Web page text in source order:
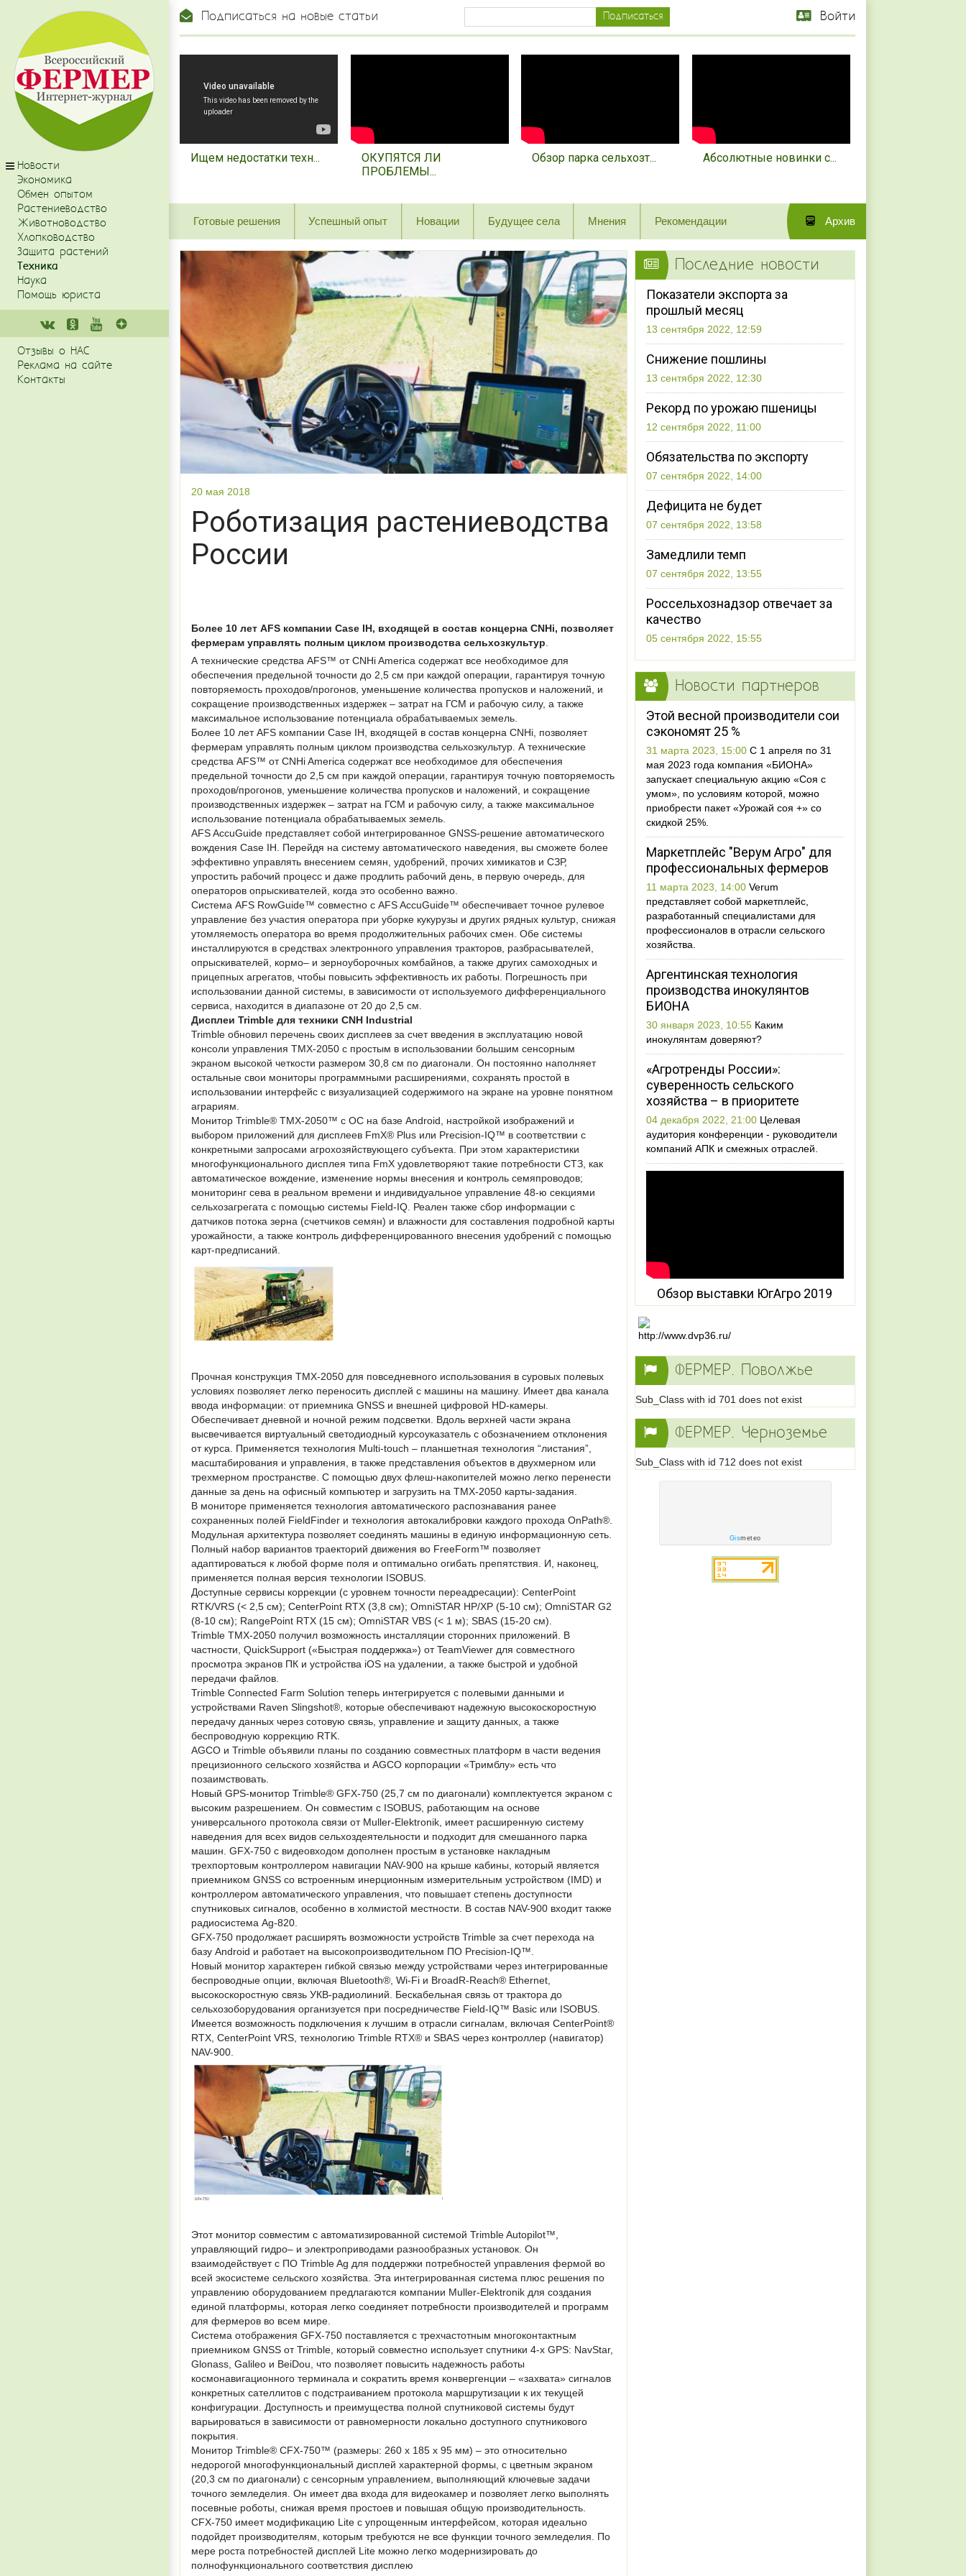
Новости
Экономика
Обмен опытом
Растениеводство
Животноводство
Хлопководство
Защита растений
Техника
Наука
Помощь юриста
Отзывы о НАС
Реклама на сайте
Контакты
Подписаться на новые статьи Войти
Ищем недостатки техн...
ОКУПЯТСЯ ЛИ
ПРОБЛЕМЫ...
Обзор парка сельхозт... Абсолютные новинки с...
Готовые решения Успешный опыт Новации Будущее села Мнения Рекомендации Архив
20 мая 2018
Роботизация растениеводства
России
Более 10 лет AFS компании Case IH, входящей в состав концерна CNHi, позволяет
фермерам управлять полным циклом производства сельхозкультур
А технические средства AFS™ от CNHi America содержат все необходимое для
обеспечения предельной точности до 2,5 см при каждой операции, гарантируя точную
повторяемость проходов/прогонов, уменьшение количества пропусков и наложений, и
сокращение производственных издержек – затрат на ГСМ и рабочую силу, а также
максимальное использование потенциала обрабатываемых земель.
Более 10 лет AFS компании Case IH, входящей в состав концерна CNHi, позволяет
фермерам управлять полным циклом производства сельхозкультур. А технические
средства AFS™ от CNHi America содержат все необходимое для обеспечения
предельной точности до 2,5 см при каждой операции, гарантируя точную повторяемость
проходов/прогонов, уменьшение количества пропусков и наложений, и сокращение
производственных издержек – затрат на ГСМ и рабочую силу, а также максимальное
использование потенциала обрабатываемых земель.
AFS AccuGuide представляет собой интегрированное GNSS-решение автоматического
вождения Case IH. Перейдя на систему автоматического наведения, вы сможете более
эффективно управлять внесением семян, удобрений, прочих химикатов и СЗР,
упростить рабочий процесс и даже продлить рабочий день, в первую очередь, для
операторов опрыскивателей, когда это особенно важно.
Система AFS RowGuide™ совместно с AFS AccuGuide™ обеспечивает точное рулевое
управление без участия оператора при уборке кукурузы и других рядных культур, снижая
утомляемость оператора во время продолжительных рабочих смен. Обе системы
инсталлируются в средствах электронного управления тракторов, разбрасывателей,
опрыскивателей, кормо– и зерноуборочных комбайнов, а также других самоходных и
прицепных агрегатов, чтобы повысить эффективность их работы. Погрешность при
использовании данной системы, в зависимости от используемого дифференциального
сервиса, находится в диапазоне от 20 до 2,5 см.
Дисплеи Trimble для техники CNH Industrial
Trimble обновил перечень своих дисплеев за счет введения в эксплуатацию новой
консоли управления ТМХ-2050 с простым в использовании большим сенсорным
экраном высокой четкости размером 30,8 см по диагонали. Он постоянно наполняет
остальные свои мониторы программными расширениями, сохранять простой в
использовании интерфейс с визуализацией содержимого на экране на уровне понятном
аграриям.
Монитор Trimble® TMX-2050™ с ОС на базе Android, настройкой изображений и
выбором приложений для дисплеев FmX® Plus или Precision-IQ™ в соответствии с
конкретными запросами агрохозяйствующего субъекта. При этом характеристики
многофункционального дисплея типа FmX удовлетворяют такие потребности СТЗ, как
автоматическое вождение, изменение нормы внесения и контроль семяпроводов;
мониторинг сева в реальном времени и индивидуальное управление 48-ю секциями
сельхозагрегата с помощью системы Field-IQ. Реален также сбор информации с
датчиков потока зерна (счетчиков семян) и влажности для составления подробной карты
урожайности, а также контроль дифференцированного внесения удобрений с помощью
карт-предписаний.
Прочная конструкция TMX-2050 для повседневного использования в суровых полевых
условиях позволяет легко переносить дисплей с машины на машину. Имеет два канала
ввода информации: от приемника GNSS и внешней цифровой HD-камеры.
Обеспечивает дневной и ночной режим подсветки. Вдоль верхней части экрана
высвечивается виртуальный светодиодный курсоуказатель с обозначением отклонения
от курса. Применяется технология Multi-touch – планшетная технология “листания”,
масштабирования и управления, в также представления объектов в двухмерном или
трехмерном пространстве. С помощью двух флеш-накопителей можно легко перенести
данные за день на офисный компьютер и загрузить на TMX-2050 карты-задания.
В мониторе применяется технология автоматического распознавания ранее
сохраненных полей FieldFinder и технология автокалибровки каждого прохода OnPath®.
Модульная архитектура позволяет соединять машины в единую информационную сеть.
Полный набор вариантов траекторий движения во FreeForm™ позволяет
адаптироваться к любой форме поля и оптимально огибать препятствия. И, наконец,
применяется полная версия технологии ISOBUS.
Доступные сервисы коррекции (с уровнем точности переадресации): CenterPoint
RTK/VRS (< 2,5 см); CenterPoint RTX (3,8 см); OmniSTAR HP/XP (5-10 см); OmniSTAR G2
(8-10 см); RangePoint RTX (15 см); OmniSTAR VBS (< 1 м); SBAS (15-20 см).
Trimble TMX-2050 получил возможность инсталляции сторонних приложений. В
частности, QuickSupport («Быстрая поддержка») от TeamViewer для совместного
просмотра экранов ПК и устройства iOS на удалении, а также быстрой и удобной
передачи файлов.
Trimble Connected Farm Solution теперь интегрируется с полевыми данными и
устройствами Raven Slingshot®, которые обеспечивают надежную высокоскоростную
передачу данных через сотовую связь, управление и защиту данных, а также
беспроводную коррекцию RTK.
AGCO и Trimble объявили планы по созданию совместных платформ в части ведения
прецизионного сельского хозяйства и AGCO корпорации «Тримблу» есть что
позаимствовать.
Новый GPS-монитор Trimble® GFX-750 (25,7 см по диагонали) комплектуется экраном с
высоким разрешением. Он совместим с ISOBUS, работающим на основе
универсального протокола связи от Muller-Elektronik, имеет расширенную систему
наведения для всех видов сельхоздеятельности и подходит для смешанного парка
машин. GFX-750 с видеовходом дополнен простым в установке накладным
трехпортовым контроллером навигации NAV-900 на крыше кабины, который является
приемником GNSS со встроенным инерционным измерительным устройством (IMD) и
контроллером автоматического управления, что повышает степень доступности
спутниковых сигналов, особенно в холмистой местности. В состав NAV-900 входит также
радиосистема Ag-820.
GFX-750 продолжает расширять возможности устройств Trimble за счет перехода на
базу Android и работает на высокопроизводительном ПО Precision-IQ™.
Новый монитор характерен гибкой связью между устройствами через интегрированные
беспроводные опции, включая Bluetooth®, Wi-Fi и BroadR-Reach® Ethernet,
высокоскоростную связь УКВ-радиолиний. Бескабельная связь от трактора до
сельхозоборудования организуется при посредничестве Field-IQ™ Basic или ISOBUS.
Имеется возможность подключения к лучшим в отрасли сигналам, включая CenterPoint®
RTХ, CenterPoint VRS, технологию Trimble RTX® и SBAS через контроллер (навигатор)
NAV-900.
Этот монитор совместим с автоматизированной системой Trimble Autopilot™,
управляющий гидро– и электроприводами разнообразных установок. Он
взаимодействует с ПО Trimble Ag для поддержки потребностей управления фермой во
всей экосистеме сельского хозяйства. Эта интегрированная система плюс решения по
управлению оборудованием предлагаются компании Muller-Elektronik для создания
единой платформы, которая легко соединяет потребности производителей и программ
для фермеров во всем мире.
Система отображения GFX-750 поставляется с трехчастотным многоконтактным
приемником GNSS от Trimble, который совместно использует спутники 4-х GPS: NavStar,
Glonass, Galileo и BeiDou, что позволяет повысить надежность работы
космонавигационного терминала и сократить время конвергенции – «захвата» сигналов
конкретных сателлитов с подстраиванием протокола маршрутизации к их текущей
конфигурации. Доступность и преимущества полной спутниковой системы будут
варьироваться в зависимости от равномерности локально доступного спутникового
покрытия.
Монитор Trimble® CFX-750™ (размеры: 260 х 185 х 95 мм) – это относительно
недорогой многофункциональный дисплей характерной формы, с цветным экраном
(20,3 см по диагонали) с сенсорным управлением, выполняющий ключевые задачи
точного земледелия. Он имеет два входа для видеокамер и позволяет легко выполнять
посевные роботы, снижая время простоев и повышая общую производительность.
CFX-750 имеет модификацию Lite с упрощенным интерфейсом, которая идеально
подойдет производителям, которым требуются не все функции точного земледелия. По
мере роста потребностей дисплей Lite можно легко модернизировать до
полнофункционального соответствия дисплею
Последние новости
Показатели экспорта за
прошлый месяц
13 сентября 2022, 12:59
Снижение пошлины
13 сентября 2022, 12:30
Рекорд по урожаю пшеницы
12 сентября 2022, 11:00
Обязательства по экспорту
07 сентября 2022, 14:00
Дефицита не будет
07 сентября 2022, 13:58
Замедлили темп
07 сентября 2022, 13:55
Россельхознадзор отвечает за
качество
05 сентября 2022, 15:55
Новости партнеров
Этой весной производители сои
сэкономят 25 %
31 марта 2023, 15:00С 1 апреля по 31
мая 2023 года компания «БИОНА»
запускает специальную акцию «Соя с
умом», по условиям которой, можно
приобрести пакет «Урожай соя +» со
скидкой 25%.
Маркетплейс "Верум Агро" для
профессиональных фермеров
11 марта 2023, 14:00Verum
представляет собой маркетплейс,
разработанный специалистами для
профессионалов в отрасли сельского
хозяйства.
Аргентинская технология
производства инокулянтов
БИОНА
30 января 2023, 10:55 Каким
инокулянтам доверяют?
«Агротренды России»:
суверенность сельского
хозяйства – в приоритете
04 декабря 2022, 21:00 Целевая
аудитория конференции - руководители
компаний АПК и смежных отраслей.
Обзор выставки ЮгАгро 2019
ФЕРМЕР. Поволжье
Sub_Class with id 701 does not exist
ФЕРМЕР. Черноземье
Sub_Class with id 712 does not exist
Gismeteo